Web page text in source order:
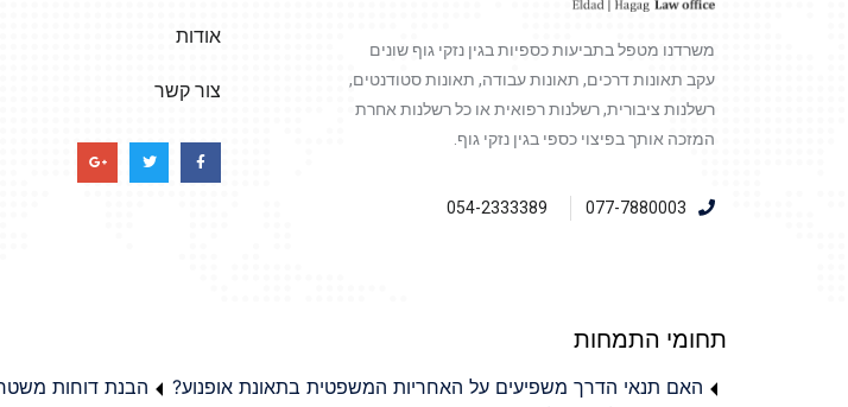
משרדנו מטפל בתביעות כספיות בגין נזקי גוף שונים
עקב תאונות דרכים, תאונות עבודה, תאונות סטודנטים,
רשלנות ציבורית, רשלנות רפואית או כל רשלנות אחרת
המזכה אותך בפיצוי כספי בגין נזקי גוף.
077-7880003
054-2333389
אודות
צור קשר
תחומי התמחות
האם תנאי הדרך משפיעים על האחריות המשפטית בתאונת אופנוע?
הבנת דוחות